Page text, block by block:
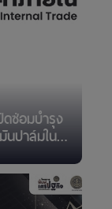
ซ่อมบำรุง
นปาล์มใน